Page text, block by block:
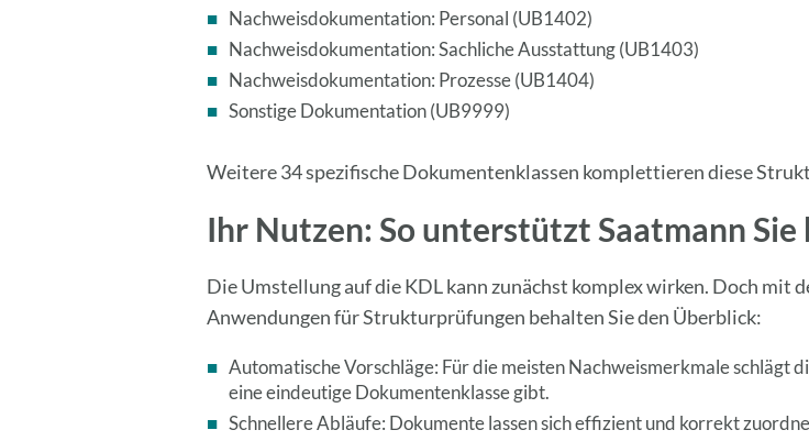
Nachweisdokumentation: Personal (UB1402)
Nachweisdokumentation: Sachliche Ausstattung (UB1403)
Nachweisdokumentation: Prozesse (UB1404)
Sonstige Dokumentation (UB9999)
Weitere 34 spezifische Dokumentenklassen komplettieren diese
Ihr Nutzen: So unterstützt Saatmann Sie
Die Umstellung auf die KDL kann zunächst komplex wirken. Doch mit
Anwendungen für Strukturprüfungen behalten Sie den Überblick:
Automatische Vorschläge: Für die meisten Nachweismerkmale schlägt
eine eindeutige Dokumentenklasse gibt.
Schnellere Abläufe: Dokumente lassen sich effizient und korrekt